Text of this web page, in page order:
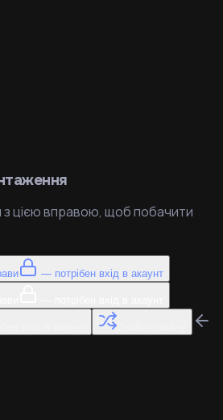
з цією вправою, щоб побачити
— потрібен вхід в акаунт